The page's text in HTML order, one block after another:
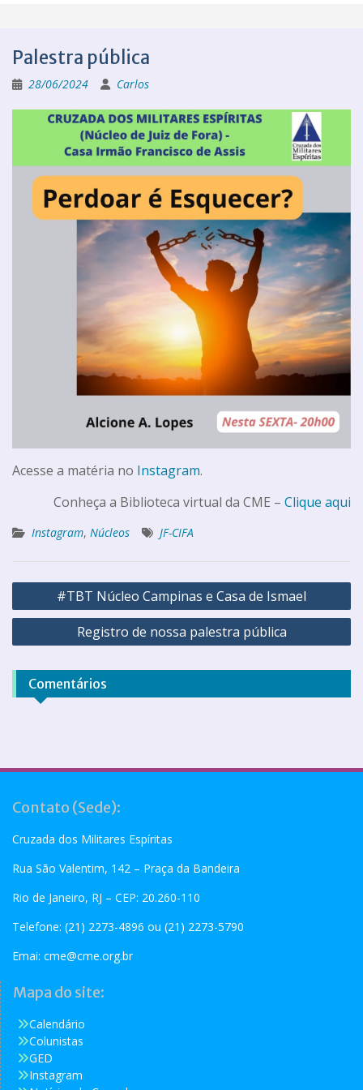
Palestra pública
28/06/2024 Carlos
Acesse a matéria no Instagram.
Conheça a Biblioteca virtual da CME – Clique aqui
Instagram, Núcleos JF-CIFA
#TBT Núcleo Campinas e Casa de Ismael
Registro de nossa palestra pública
Comentários
Contato (Sede):
Cruzada dos Militares Espíritas
Rua São Valentim, 142 – Praça da Bandeira
Rio de Janeiro, RJ – CEP: 20.260-110
Telefone: (21) 2273-4896 ou (21) 2273-5790
Emai: cme@cme.org.br
Mapa do site:
Calendário
Colunistas
GED
Instagram